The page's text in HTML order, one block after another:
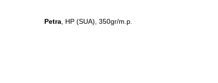
Petra, HP (SUA), 350gr/m.p.